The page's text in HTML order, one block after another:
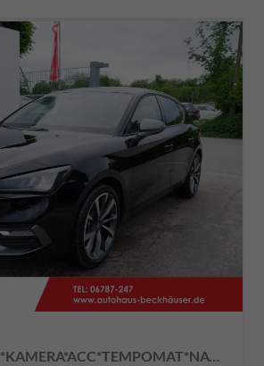
FR 2.0 TDI DSG DSG*KAMERA*ACC*TEMPOMAT*NAVI*3-ZONE KLIMAAUTOMATIK*VIRTUAL COCKPIT*